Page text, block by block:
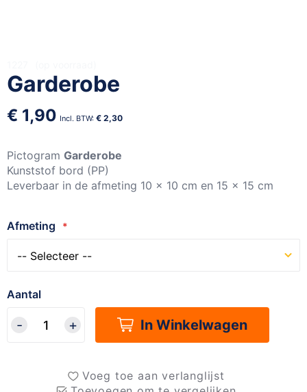
Garderobe
€ 1,90 € 2,30
Pictogram Garderobe
Kunststof bord (PP)
Leverbaar in de afmeting 10 x 10 cm en 15 x 15 cm
Afmeting
Aantal
In Winkelwagen
Voeg toe aan verlanglijst
naar
het
begin
van
afbeeldingen-
gallerij